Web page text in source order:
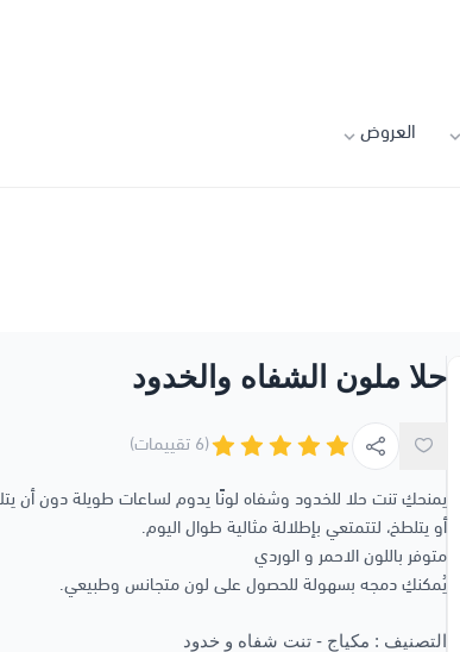
العروض
حلا ملون الشفاه والخدود
(6 تقييمات)
يمنحكِ تنت حلا للخدود وشفاه لونًا يدوم لساعات طويلة دون أن
أو يتلطخ، لتتمتعي بإطلالة مثالية طوال اليوم.
متوفر باللون الاحمر و الوردي
يُمكنكِ دمجه بسهولة للحصول على لون متجانس وطبيعي.
التصنيف : مكياج - تنت شفاه و خدود